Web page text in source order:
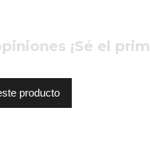
¡Sé el
producto